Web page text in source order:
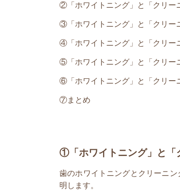
②「ホワイトニング」と「クリー
③「ホワイトニング」と「クリー
④「ホワイトニング」と「クリー
⑤「ホワイトニング」と「クリー
⑥「ホワイトニング」と「クリー
⑦まとめ
①「ホワイトニング」と「
歯のホワイトニングとクリーニ
明します。